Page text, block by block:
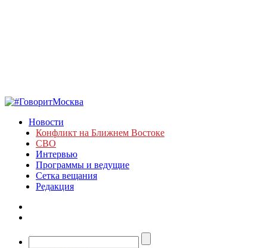
Новости
Конфликт на Ближнем Востоке
СВО
Интервью
Программы и ведущие
Сетка вещания
Редакция